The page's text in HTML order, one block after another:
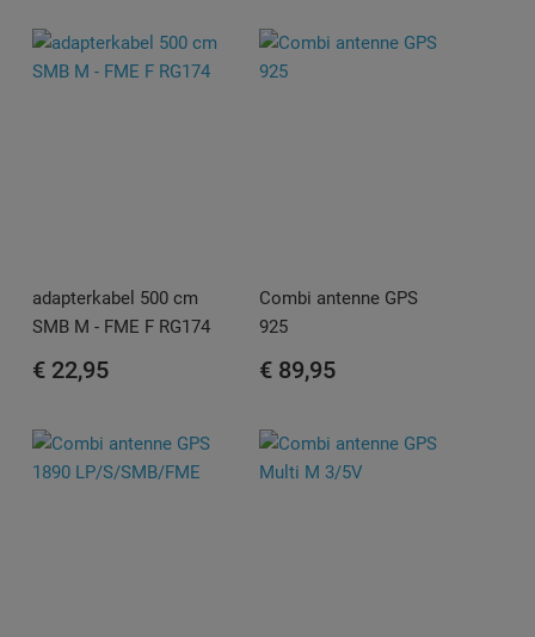
adapterkabel 500 cm
SMB M - FME F RG174
€ 22,95
Combi antenne GPS
925
€ 89,95